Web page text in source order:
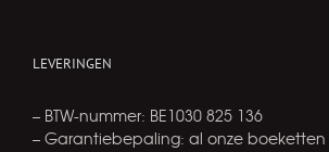
LEVERINGEN
– BTW-nummer: BE1030 825 136
– Garantiebepaling: al onze boeketten